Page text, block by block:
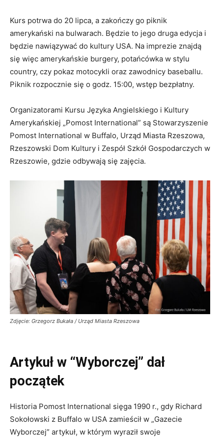
Kurs potrwa do 20 lipca, a zakończy go piknik
amerykański na bulwarach. Będzie to jego druga edycja i
będzie nawiązywać do kultury USA. Na imprezie znajdą
się więc amerykańskie burgery, potańcówka w stylu
country, czy pokaz motocykli oraz zawodnicy baseballu.
Piknik rozpocznie się o godz. 15:00, wstęp bezpłatny.
Organizatorami Kursu Języka Angielskiego i Kultury
Amerykańskiej „Pomost International” są Stowarzyszenie
Pomost International w Buffalo, Urząd Miasta Rzeszowa,
Rzeszowski Dom Kultury i Zespół Szkół Gospodarczych w
Rzeszowie, gdzie odbywają się zajęcia.
Zdjęcie: Grzegorz Bukała / Urząd Miasta Rzeszowa
Artykuł w “Wyborczej” dał
początek
Historia Pomost International sięga 1990 r., gdy Richard
Sokołowski z Buffalo w USA zamieścił w „Gazecie
Wyborczej” artykuł, w którym wyraził swoje